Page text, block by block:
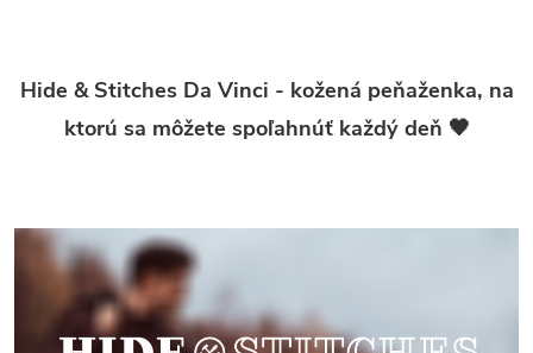
Hide & Stitches Da Vinci - kožená peňaženka, na
ktorú sa môžete spoľahnúť každý deň 🖤